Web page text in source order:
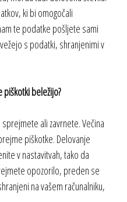
ki bi omogočali
te podatke pošljete sami
s podatki, shranjenimi v
piškotki beležijo?
ali zavrnete. Večina
piškotke. Delovanje
v nastavitvah, tako da
opozorilo, preden se
na vašem računalniku,